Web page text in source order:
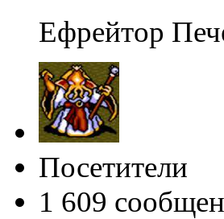
Ефрейтор
Посетители
1 609